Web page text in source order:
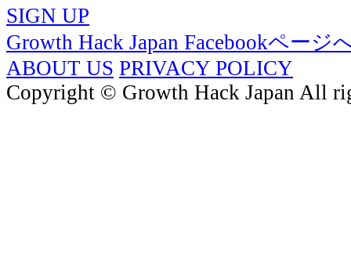
SIGN UP
Growth Hack Japan Facebookページ
ABOUT US PRIVACY POLICY
Copyright © Growth Hack Japan All